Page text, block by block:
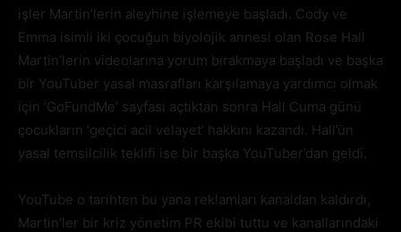
işler Martin’lerin aleyhine işlemeye başladı. Cody ve
Emma isimli iki çocuğun biyolojik annesi olan Rose Hall
Martin’lerin videolarına yorum bırakmaya başladı ve başka
bir YouTuber yasal masrafları karşılamaya yardımcı olmak
için ‘GoFundMe’ sayfası açtıktan sonra Hall Cuma günü
çocukların ‘geçici acil velayet’ hakkını kazandı. Hall’ün
yasal temsilcilik teklifi ise bir başka YouTuber’dan geldi.
YouTube o tarihten bu yana reklamları kanaldan kaldırdı,
Martin’ler bir kriz yönetim PR ekibi tuttu ve kanallarındaki